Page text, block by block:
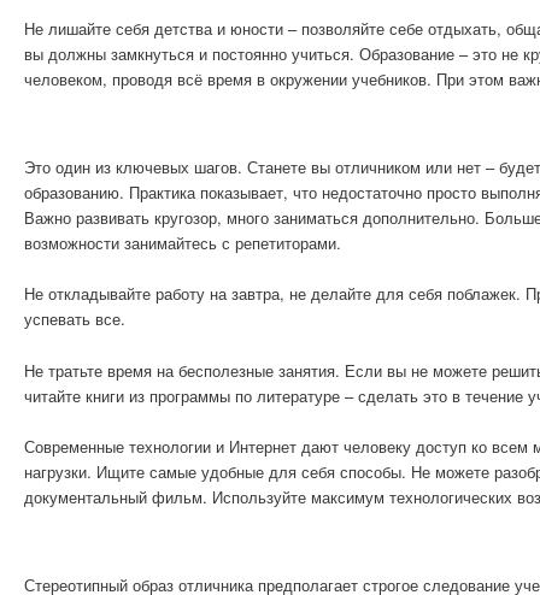
Не лишайте себя детства и юности – позволяйте себе отдыхать,
вы должны замкнуться и постоянно учиться. Образование – это не
человеком, проводя всё время в окружении учебников. При этом
Это один из ключевых шагов. Станете вы отличником или нет –
образованию. Практика показывает, что недостаточно просто
Важно развивать кругозор, много заниматься дополнительно.
возможности занимайтесь с репетиторами.
Не откладывайте работу на завтра, не делайте для себя поблажек.
успевать все.
Не тратьте время на бесполезные занятия. Если вы не можете
читайте книги из программы по литературе – сделать это в течение
Современные технологии и Интернет дают человеку доступ ко
нагрузки. Ищите самые удобные для себя способы. Не можете
документальный фильм. Используйте максимум технологических
Стереотипный образ отличника предполагает строгое следование